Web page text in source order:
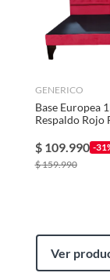
GENERICO
Base Europea
Respaldo Rojo
$ 109.990 -
$159.990
Ver